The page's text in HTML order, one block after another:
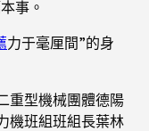
事。
力于毫厘間”的身
重型機械團體德陽
機班組班組長葉林